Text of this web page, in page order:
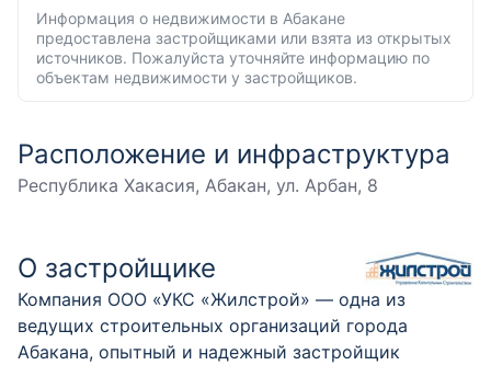
Информация о недвижимости в Абакане
предоставлена застройщиками или взята из открытых
источников. Пожалуйста уточняйте информацию по
объектам недвижимости у застройщиков.
Расположение и инфраструктура
Республика Хакасия, Абакан, ул. Арбан, 8
О застройщике
Компания ООО «УКС «Жилстрой» — одна из
ведущих строительных организаций города
Абакана, опытный и надежный застройщик